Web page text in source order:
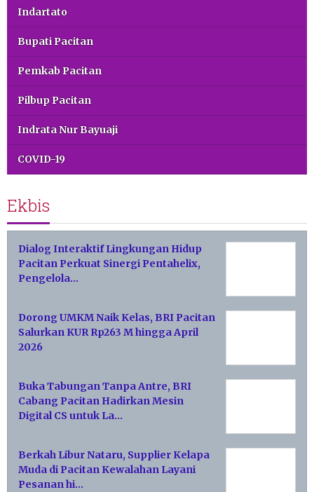
Indartato
Bupati Pacitan
Pemkab Pacitan
Pilbup Pacitan
Indrata Nur Bayuaji
COVID-19
Ekbis
Dialog Interaktif Lingkungan Hidup
Pacitan Perkuat Sinergi Pentahelix,
Pengelola…
Dorong UMKM Naik Kelas, BRI Pacitan
Salurkan KUR Rp263 M hingga April
2026
Buka Tabungan Tanpa Antre, BRI
Cabang Pacitan Hadirkan Mesin
Digital CS untuk La…
Berkah Libur Nataru, Supplier Kelapa
Muda di Pacitan Kewalahan Layani
Pesanan hi…